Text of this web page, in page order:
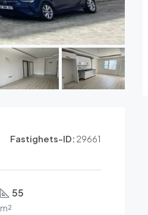
Fastighets-ID: 29661
55
m²